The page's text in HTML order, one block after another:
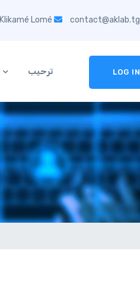
contact@aklab.tg
LOG IN ترحيب